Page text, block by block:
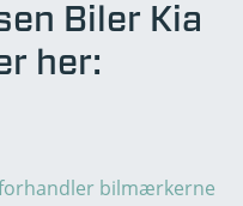
Biler Kia
her: